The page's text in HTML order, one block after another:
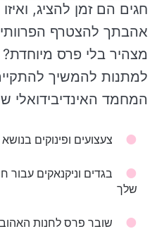
חגים הם זמן להציג,
אהבתך להצטרף הפרוותי
מצהיר בלי פרס
למתנות להמשיך
המחמד האינדיבידואלי
צעצועים ופינוקים
בגדים וניקנאקים עבור
שלך
שובר פרס לחנות